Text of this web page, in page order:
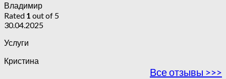
Владимир
Rated 1 out of 5
30.04.2025
Услуги
Кристина
Все отзывы >>>